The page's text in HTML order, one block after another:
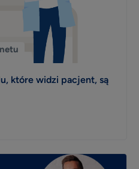
które widzi pacjent, są